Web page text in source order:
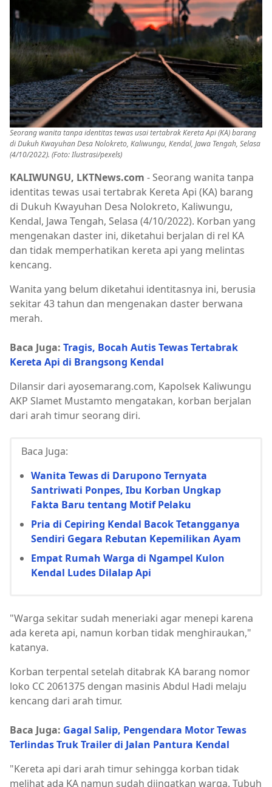
Seorang wanita tanpa identitas tewas usai tertabrak Kereta Api (KA) barang
di Dukuh Kwayuhan Desa Nolokreto, Kaliwungu, Kendal, Jawa Tengah, Selasa
(4/10/2022). (Foto: Ilustrasi/pexels)
KALIWUNGU, LKTNews.com - Seorang wanita tanpa
identitas tewas usai tertabrak Kereta Api (KA) barang
di Dukuh Kwayuhan Desa Nolokreto, Kaliwungu,
Kendal, Jawa Tengah, Selasa (4/10/2022). Korban yang
mengenakan daster ini, diketahui berjalan di rel KA
dan tidak memperhatikan kereta api yang melintas
kencang.
Wanita yang belum diketahui identitasnya ini, berusia
sekitar 43 tahun dan mengenakan daster berwana
merah.
Baca Juga: Tragis, Bocah Autis Tewas Tertabrak
Kereta Api di Brangsong Kendal
Dilansir dari ayosemarang.com, Kapolsek Kaliwungu
AKP Slamet Mustamto mengatakan, korban berjalan
dari arah timur seorang diri.
Baca Juga:
Wanita Tewas di Darupono Ternyata
Santriwati Ponpes, Ibu Korban Ungkap
Fakta Baru tentang Motif Pelaku
Pria di Cepiring Kendal Bacok Tetangganya
Sendiri Gegara Rebutan Kepemilikan Ayam
Empat Rumah Warga di Ngampel Kulon
Kendal Ludes Dilalap Api
"Warga sekitar sudah meneriaki agar menepi karena
ada kereta api, namun korban tidak menghiraukan,"
katanya.
Korban terpental setelah ditabrak KA barang nomor
loko CC 2061375 dengan masinis Abdul Hadi melaju
kencang dari arah timur.
Baca Juga: Gagal Salip, Pengendara Motor Tewas
Terlindas Truk Trailer di Jalan Pantura Kendal
"Kereta api dari arah timur sehingga korban tidak
melihat ada KA namun sudah diingatkan warga. Tubuh